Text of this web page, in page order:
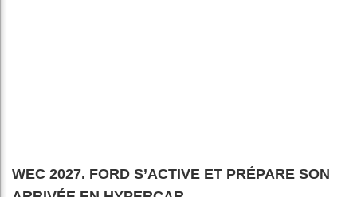
WEC 2027. FORD S’ACTIVE ET PRÉPARE SON